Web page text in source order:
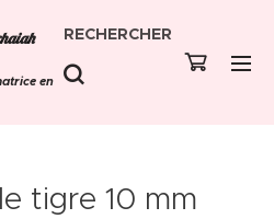
en
RECHERCHER
tigre 10 mm